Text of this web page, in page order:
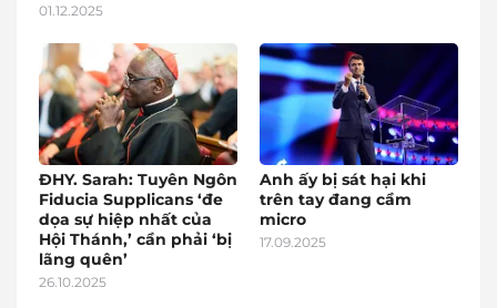
01.12.2025
ĐHY. Sarah: Tuyên Ngôn
Fiducia Supplicans ‘đe
dọa sự hiệp nhất của
Hội Thánh,’ cần phải ‘bị
lãng quên’
26.10.2025
Anh ấy bị sát hại khi
trên tay đang cầm
micro
17.09.2025